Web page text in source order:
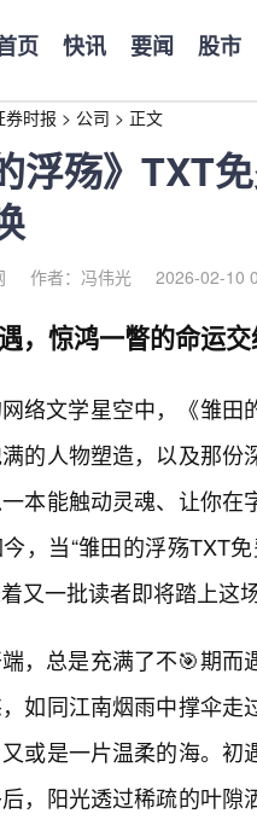
页 快讯 要闻 股市
券时报 > 公司 > 正文
浮殇》TXT
作者：冯伟光 2026-02-10
，惊鸿一瞥的命运
络文学星空中，《雏田
的人物塑造，以及那
本能触动灵魂、让你
，当“雏田的浮殇TXT
又一批读者即将踏上这
，总是充满了不🎯期而
如同江南烟雨中撑伞
或是一片温柔的海。
，阳光透过稀疏的叶